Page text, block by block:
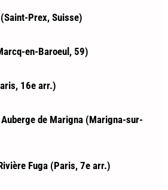
Prex, Suisse)
en-Baroeul, 59)
16e arr.)
de Marigna (Marigna-sur-
Fuga (Paris, 7e arr.)